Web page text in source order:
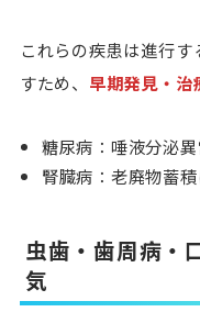
これらの疾患は進行
すため、 早期発見・治
糖尿病：唾液分泌
腎臓病：老廃物蓄
虫歯・歯周病・
気